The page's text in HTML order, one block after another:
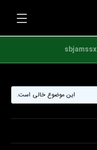
sbjamssx
این موضوع خالی است.